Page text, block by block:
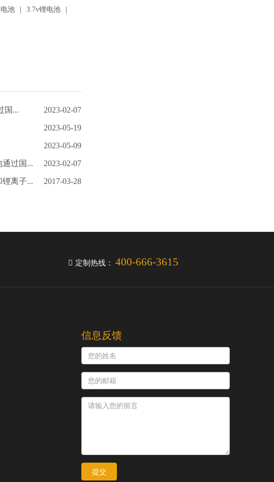
池 | 3.7v锂电池 |
国... 2023-02-07
2023-05-19
2023-05-09
过国... 2023-02-07
离子... 2017-03-28
定制热线： 400-666-3615
信息反馈
提交